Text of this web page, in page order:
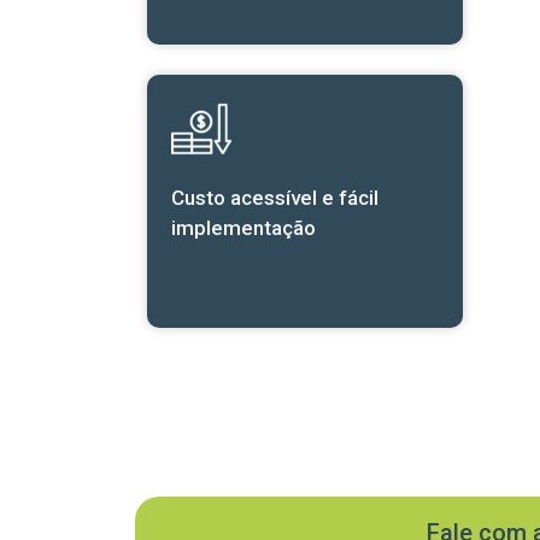
Custo acessível e fácil
implementação
Fale com